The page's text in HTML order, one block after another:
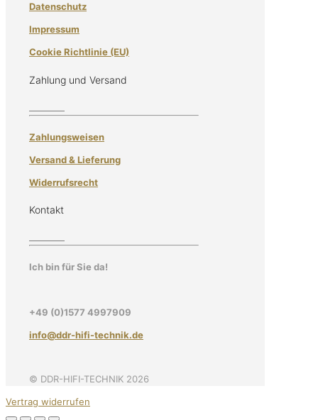
Datenschutz
Impressum
Cookie Richtlinie (EU)
Zahlung und Versand
Zahlungsweisen
Versand & Lieferung
Widerrufsrecht
Kontakt
Ich bin für Sie da!
+49 (0)1577 4997909
info@ddr-hifi-technik.de
© DDR-HIFI-TECHNIK 2026
Vertrag widerrufen